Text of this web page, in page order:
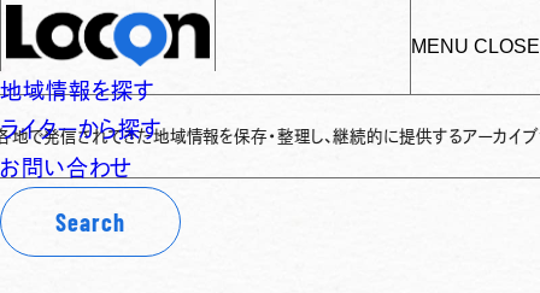
MENU CLOSE
地域情報を探す
ライターから探す
お問い合わせ
Search
きた地域情報を保存・整理し、継続的に提供するアーカイブサイトです✌